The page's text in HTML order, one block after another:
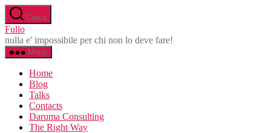
Salta
al
contenuto
Cerca
Fullo
nulla e' impossibile per chi non lo deve fare!
Menu
Home
Blog
Talks
Contacts
Daruma Consulting
The Right Way